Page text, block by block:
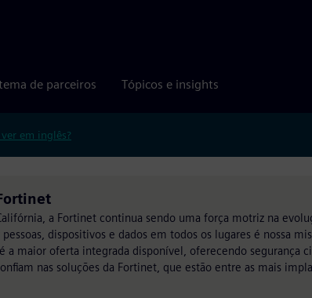
de parceiros Tópicos e insights
em inglês?
a Fortinet continua sendo uma força motriz na
dispositivos e dados em todos os lugares é nossa
a maior oferta integrada disponível, oferecendo segurança
nas soluções da Fortinet, que estão entre as mais